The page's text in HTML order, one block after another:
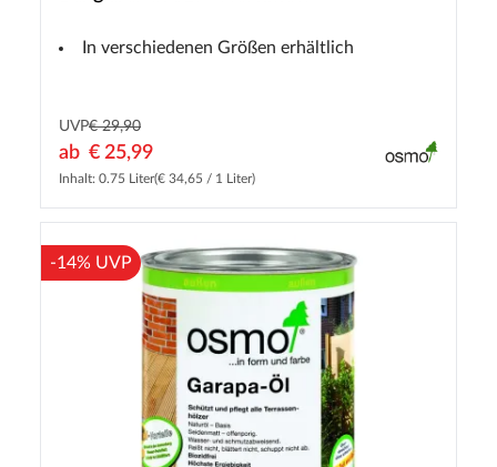
In verschiedenen Größen erhältlich
UVP€ 29,90
ab € 25,99
Inhalt: 0.75 Liter(€ 34,65 / 1 Liter)
-14% UVP